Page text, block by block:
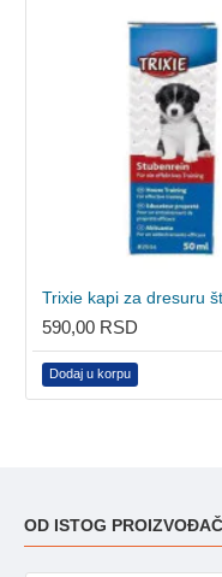
590,00 RSD
Dodaj u korpu
OD ISTOG